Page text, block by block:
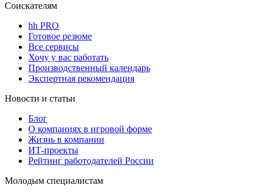
Соискателям
hh PRO
Готовое резюме
Все сервисы
Хочу у вас работать
Производственный календарь
Экспертная рекомендация
Новости и статьи
Блог
О компаниях в игровой форме
Жизнь в компании
ИТ-проекты
Рейтинг работодателей России
Молодым специалистам